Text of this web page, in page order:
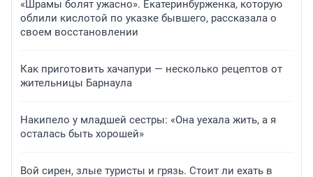
«Шрамы болят ужасно». Екатеринбурженка, которую
облили кислотой по указке бывшего, рассказала о
своем восстановлении
Как приготовить хачапури — несколько рецептов от
жительницы Барнаула
Накипело у младшей сестры: «Она уехала жить, а я
осталась быть хорошей»
Вой сирен, злые туристы и грязь. Стоит ли ехать в